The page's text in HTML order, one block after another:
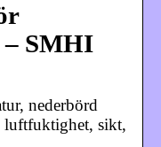
SMHI
nederbörd
sikt,